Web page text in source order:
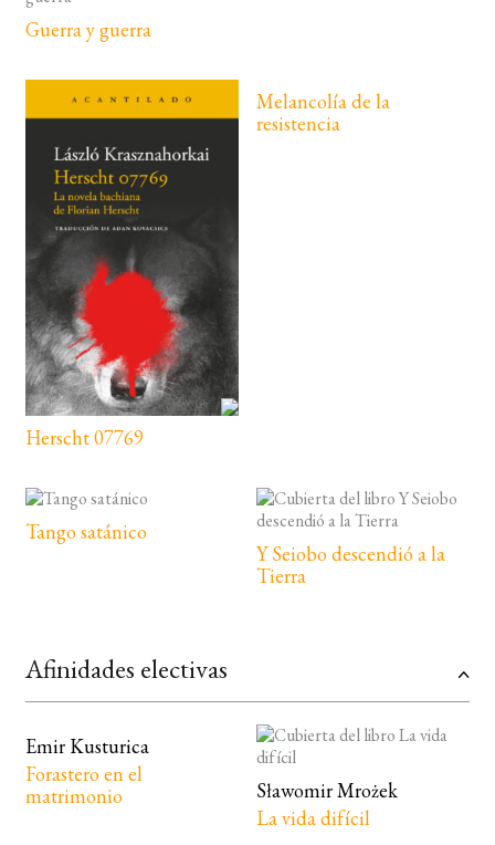
Guerra y guerra
Herscht 07769
Melancolía de la
resistencia
Tango satánico
Y Seiobo descendió a la
Tierra
Afinidades electivas
Emir Kusturica
Forastero en el
matrimonio
Sławomir Mrożek
La vida difícil